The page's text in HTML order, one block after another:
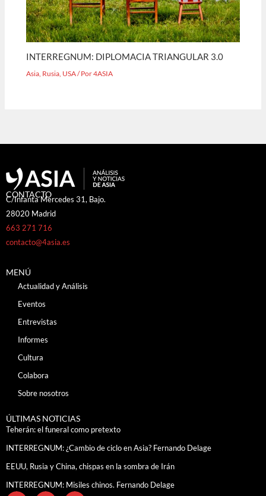
INTERREGNUM: DIPLOMACIA TRIANGULAR 3.0
Asia Rusia USA/ Por4ASIA
CONTACTO
C/Infanta Mercedes 31, Bajo.
28020 Madrid
663 271 716
contacto@4asia.es
MENÚ
Actualidad y Análisis
Eventos
Entrevistas
Informes
Cultura
Colabora
Sobre nosotros
ÚLTIMAS NOTICIAS
Teherán: el funeral como pretexto
INTERREGNUM: ¿Cambio de ciclo en Asia? Fernando Delage
EEUU, Rusia y China, chispas en la sombra de Irán
INTERREGNUM: Misiles chinos. Fernando Delage